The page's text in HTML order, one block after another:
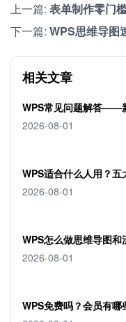
上一篇: 表单制作零门
下一篇: WPS思维导图
相关文章
WPS常见问题解答——
2026-08-01
WPS适合什么人用？五
2026-08-01
WPS怎么做思维导图和
2026-08-01
WPS免费吗？会员有哪